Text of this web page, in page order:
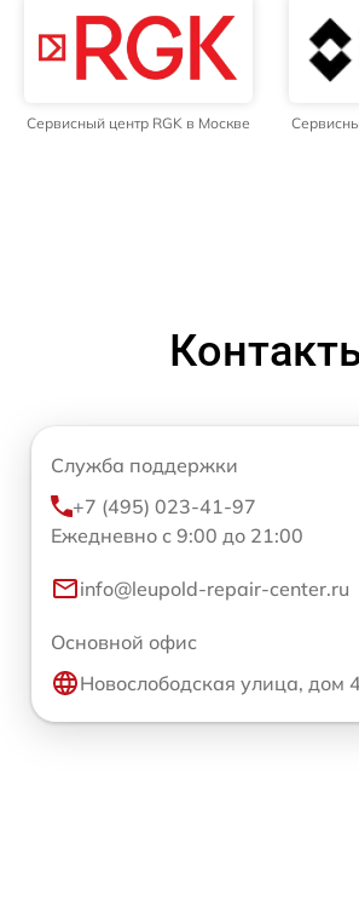
Сервисный центр RGK в Москве
Служба поддержки
+7 (495) 023-41-97
Ежедневно с 9:00 до 21:00
info@leupold-repair-center.ru
Основной офис
Новослободская улица, дом 4